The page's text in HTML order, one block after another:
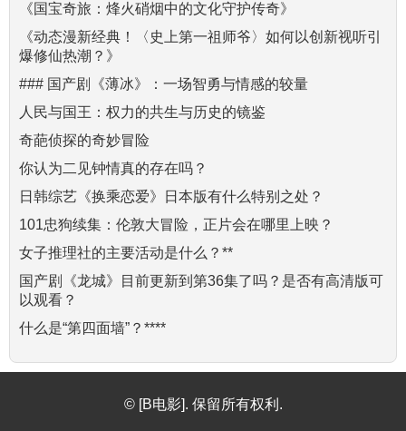
《国宝奇旅：烽火硝烟中的文化守护传奇》
《动态漫新经典！〈史上第一祖师爷〉如何以创新视听引
爆修仙热潮？》
### 国产剧《薄冰》：一场智勇与情感的较量
人民与国王：权力的共生与历史的镜鉴
奇葩侦探的奇妙冒险
你认为二见钟情真的存在吗？
日韩综艺《换乘恋爱》日本版有什么特别之处？
101忠狗续集：伦敦大冒险，正片会在哪里上映？
女子推理社的主要活动是什么？**
国产剧《龙城》目前更新到第36集了吗？是否有高清版可
以观看？
什么是“第四面墙”？****
© [B电影]. 保留所有权利.